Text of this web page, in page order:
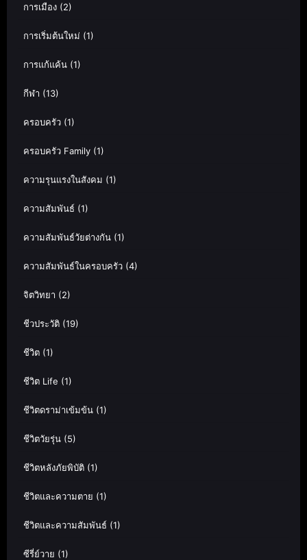
การเมือง (2)
การเริ่มต้นใหม่ (1)
การแก้แค้น (1)
กีฬา (13)
ครอบครัว (1)
ครอบครัว Family (1)
ความรุนแรงในสังคม (1)
ความสัมพันธ์ (1)
ความสัมพันธ์วัยต่างกัน (1)
ความสัมพันธ์ในครอบครัว (4)
จิตวิทยา (2)
ชีวประวัติ (19)
ชีวิต (1)
ชีวิต Life (1)
ชีวิตดราม่าเข้มข้น (1)
ชีวิตวัยรุ่น (5)
ชีวิตหลังภัยพิบัติ (1)
ชีวิตและความตาย (1)
ชีวิตและความสัมพันธ์ (1)
ซีรี่ย์วาย (1)